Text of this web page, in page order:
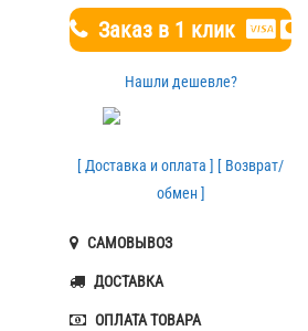
Заказ в 1 клик
Нашли дешевле?
[ Доставка и оплата ] [ Возврат/
обмен ]
САМОВЫВОЗ
ДОСТАВКА
ОПЛАТА ТОВАРА